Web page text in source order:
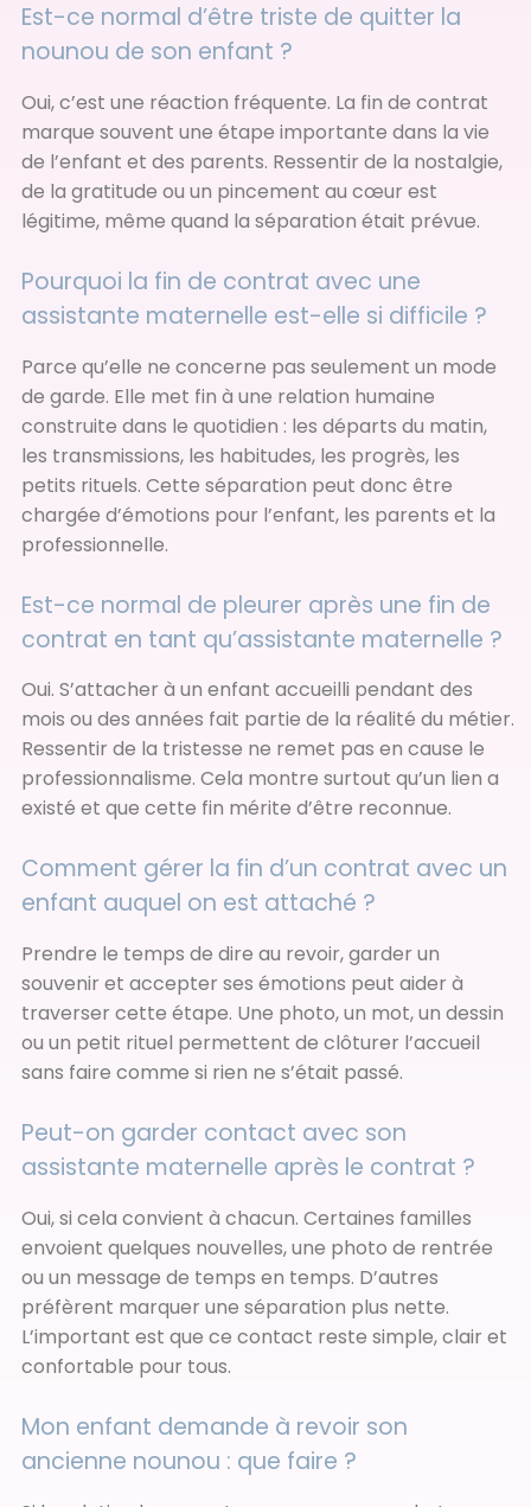
Est-ce normal d’être triste de quitter la
nounou de son enfant ?
Oui, c’est une réaction fréquente. La fin de contrat
marque souvent une étape importante dans la vie
de l’enfant et des parents. Ressentir de la nostalgie,
de la gratitude ou un pincement au cœur est
légitime, même quand la séparation était prévue.
Pourquoi la fin de contrat avec une
assistante maternelle est-elle si difficile ?
Parce qu’elle ne concerne pas seulement un mode
de garde. Elle met fin à une relation humaine
construite dans le quotidien : les départs du matin,
les transmissions, les habitudes, les progrès, les
petits rituels. Cette séparation peut donc être
chargée d’émotions pour l’enfant, les parents et la
professionnelle.
Est-ce normal de pleurer après une fin de
contrat en tant qu’assistante maternelle ?
Oui. S’attacher à un enfant accueilli pendant des
mois ou des années fait partie de la réalité du métier.
Ressentir de la tristesse ne remet pas en cause le
professionnalisme. Cela montre surtout qu’un lien a
existé et que cette fin mérite d’être reconnue.
Comment gérer la fin d’un contrat avec un
enfant auquel on est attaché ?
Prendre le temps de dire au revoir, garder un
souvenir et accepter ses émotions peut aider à
traverser cette étape. Une photo, un mot, un dessin
ou un petit rituel permettent de clôturer l’accueil
sans faire comme si rien ne s’était passé.
Peut-on garder contact avec son
assistante maternelle après le contrat ?
Oui, si cela convient à chacun. Certaines familles
envoient quelques nouvelles, une photo de rentrée
ou un message de temps en temps. D’autres
préfèrent marquer une séparation plus nette.
L’important est que ce contact reste simple, clair et
confortable pour tous.
Mon enfant demande à revoir son
ancienne nounou : que faire ?